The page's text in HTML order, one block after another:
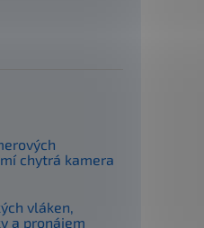
chytrá kamera
vláken,
a pronájem